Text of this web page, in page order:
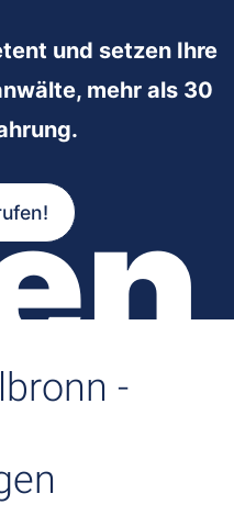
und setzen Ihre
mehr als 30
-